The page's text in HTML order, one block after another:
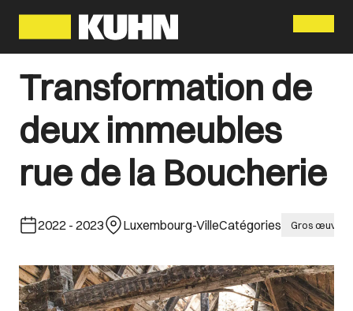
Transformation de
deux immeubles
rue de la Boucherie
2022 - 2023 Luxembourg-VilleCatégories Gros œuvre
Menu